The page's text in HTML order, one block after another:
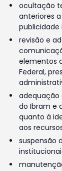
ocultação
anteriores
revisão e
elementos
Federal,
adequação
do Ibram e
quanto à
aos
suspensão